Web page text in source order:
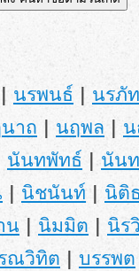
| นรพนธ์ | นรภั
าถ | นฤพล |
นันทพัทธ์ |นัน
| นิชนันท์ | นิติ
น | นิมมิต | นิร
ณวิทิต | บรรพต